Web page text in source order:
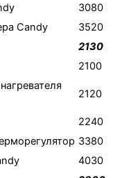
3080
Candy
3520
2130
2100
2120
2240
3380
4030